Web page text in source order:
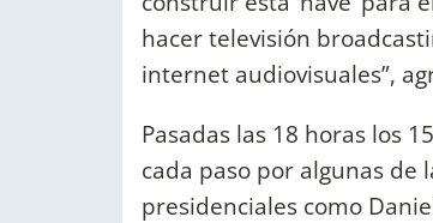
hacer televisión
internet audiovisuales”,
Pasadas las 18 horas los
cada paso por algunas de
presidenciales como